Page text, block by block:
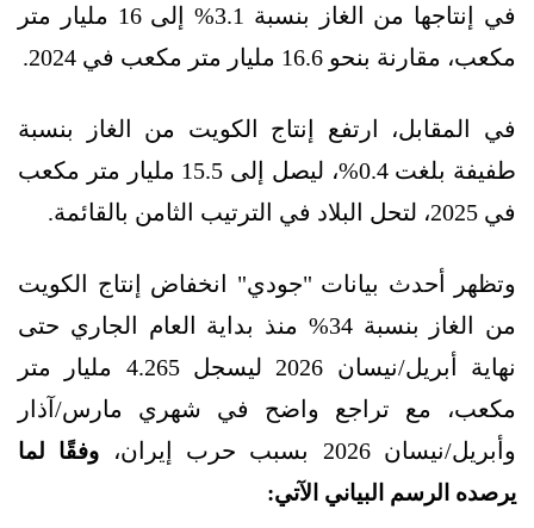
في إنتاجها من الغاز بنسبة 3.1% إلى 16 مليار متر
مكعب، مقارنة بنحو 16.6 مليار متر مكعب في 2024.
في المقابل، ارتفع إنتاج الكويت من الغاز بنسبة
طفيفة بلغت 0.4%، ليصل إلى 15.5 مليار متر مكعب
في 2025، لتحل البلاد في الترتيب الثامن بالقائمة.
وتظهر أحدث بيانات "جودي" انخفاض إنتاج الكويت
من الغاز بنسبة 34% منذ بداية العام الجاري حتى
نهاية أبريل/نيسان 2026 ليسجل 4.265 مليار متر
مكعب، مع تراجع واضح في شهري مارس/آذار
وأبريل/نيسان 2026 بسبب حرب إيران،
وفقًا لما
يرصده الرسم البياني الآتي: